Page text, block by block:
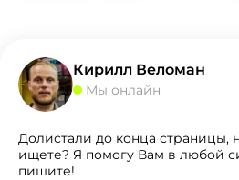
Кирилл Веломан
Мы онлайн
Долистали до конца страницы,
ищете? Я помогу Вам в любой
пишите!